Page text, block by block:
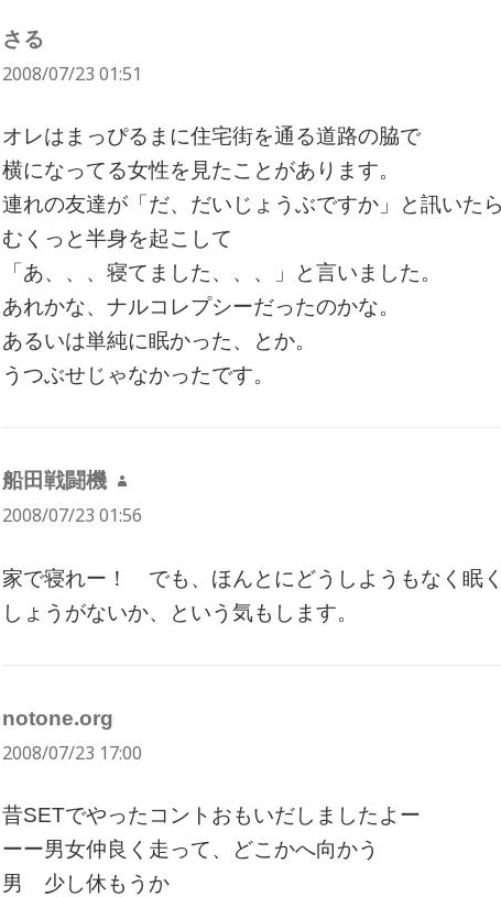
さる
り:
2008/07/23 01:51
オレはまっぴるまに住宅街を通る道路の脇で
横になってる女性を見たことがあります。
連れの友達が「だ、だいじょうぶですか」と訊いたら
むくっと半身を起こして
「あ、、、寝てました、、、」と言いました。
あれかな、ナルコレプシーだったのかな。
あるいは単純に眠かった、とか。
うつぶせじゃなかったです。
船田戦闘機
よ
り:
2008/07/23 01:56
家で寝れー！ でも、ほんとにどうしようもなく眠
しょうがないか、という気もします。
notone.org
り:
2008/07/23 17:00
昔SETでやったコントおもいだしましたよー
ーー男女仲良く走って、どこかへ向かう
男 少し休もうか